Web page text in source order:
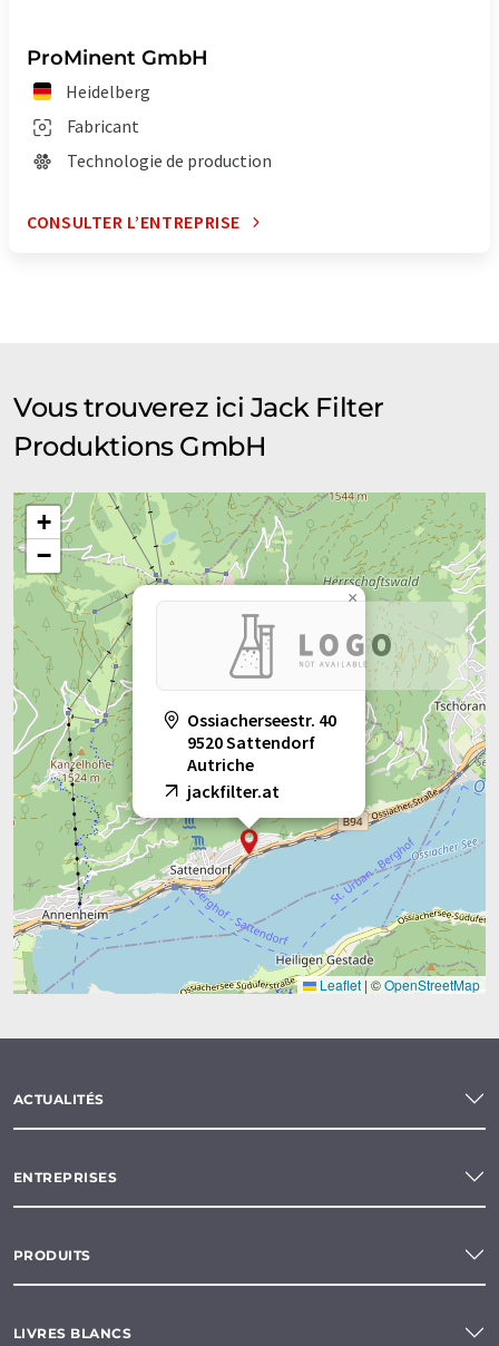
ProMinent GmbH
Heidelberg
Fabricant
Technologie de production
CONSULTER L’ENTREPRISE
Vous trouverez ici Jack Filter
Produktions GmbH
Ossiacherseestr. 40
9520 Sattendorf
Autriche
jackfilter.at
×
+
−
Leaflet | ©OpenStreetMap
ACTUALITÉS
ENTREPRISES
PRODUITS
LIVRES BLANCS